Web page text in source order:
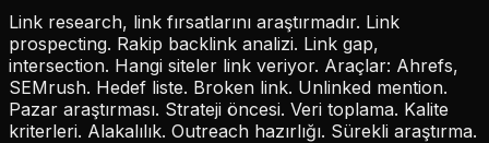
Link research, link fırsatlarını araştırmadır. Link
prospecting. Rakip backlink analizi. Link gap,
intersection. Hangi siteler link veriyor. Araçlar: Ahrefs,
SEMrush. Hedef liste. Broken link. Unlinked mention.
Pazar araştırması. Strateji öncesi. Veri toplama. Kalite
kriterleri. Alakalılık. Outreach hazırlığı. Sürekli araştırma.